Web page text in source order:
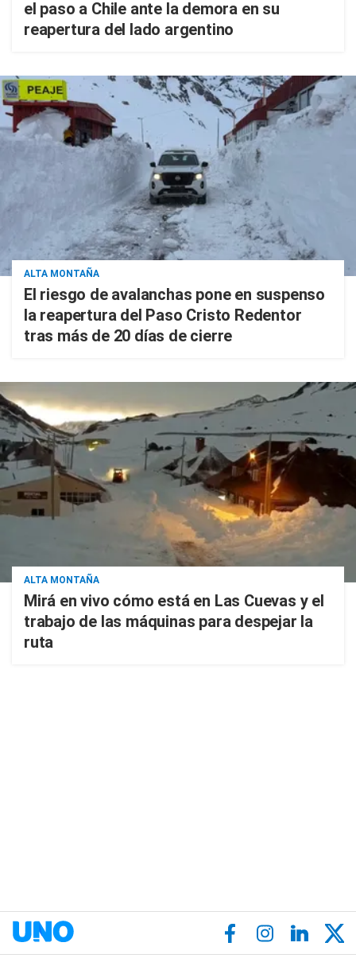
el paso a Chile ante la demora en su
reapertura del lado argentino
ALTA MONTAÑA
El riesgo de avalanchas pone en suspenso
la reapertura del Paso Cristo Redentor
tras más de 20 días de cierre
ALTA MONTAÑA
Mirá en vivo cómo está en Las Cuevas y el
trabajo de las máquinas para despejar la
ruta